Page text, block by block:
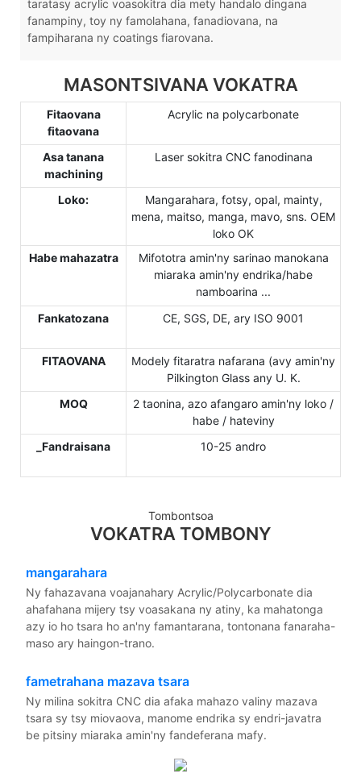
taratasy acrylic voasokitra dia mety handalo dingana
fanampiny, toy ny famolahana, fanadiovana, na
fampiharana ny coatings fiarovana.
MASONTSIVANA VOKATRA
Fitaovana
fitaovana
Acrylic na polycarbonate
Asa tanana
machining
Laser sokitra CNC fanodinana
Loko:
Mangarahara, fotsy, opal, mainty,
mena, maitso, manga, mavo, sns. OEM
loko OK
Habe mahazatra
Mifototra amin'ny sarinao manokana
miaraka amin'ny endrika/habe
namboarina ...
Fankatozana
CE, SGS, DE, ary ISO 9001
FITAOVANA
Modely fitaratra nafarana (avy amin'ny
Pilkington Glass any U. K.
MOQ
2 taonina, azo afangaro amin'ny loko /
habe / hateviny
_Fandraisana
10-25 andro
Tombontsoa
VOKATRA TOMBONY
mangarahara
Ny fahazavana voajanahary Acrylic/Polycarbonate dia
ahafahana mijery tsy voasakana ny atiny, ka mahatonga
azy io ho tsara ho an'ny famantarana, tontonana fanaraha-
maso ary haingon-trano.
fametrahana mazava tsara
Ny milina sokitra CNC dia afaka mahazo valiny mazava
tsara sy tsy miovaova, manome endrika sy endri-javatra
be pitsiny miaraka amin'ny fandeferana mafy.